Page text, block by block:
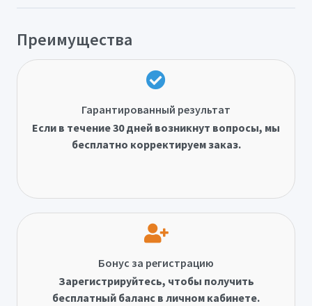
Преимущества
Гарантированный результат
Если в течение 30 дней возникнут вопросы, мы
бесплатно корректируем заказ.
Бонус за регистрацию
Зарегистрируйтесь, чтобы получить
бесплатный баланс в личном кабинете.